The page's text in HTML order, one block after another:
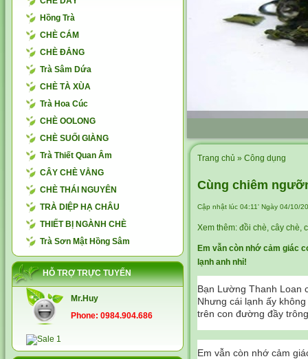
Hồng Trà
CHÈ CÁM
CHÈ ĐẮNG
Trà Sâm Dứa
CHÈ TÀ XÙA
Trà Hoa Cúc
CHÈ OOLONG
CHÈ SUỐI GIÀNG
Trà Thiết Quan Âm
CÂY CHÈ VẰNG
CHÈ THÁI NGUYÊN
TRÀ DIỆP HẠ CHÂU
THIẾT BỊ NGÀNH CHÈ
Trà Sơn Mật Hồng Sâm
HỖ TRỢ TRỰC TUYẾN
Mr.Huy
Phone: 0984.904.686
Trang chủ » Công dụng
Cùng chiêm
Cập nhật lúc 04:11' Ngày 04/10/
Xem thêm: đồi chè, cây chè,
Em vẫn còn nhớ cảm giác
lạnh anh nhỉ!
Bạn Lường Thanh Loan
Nhưng cái lạnh ấy
trên con đường đầy
Em vẫn còn nhớ cảm